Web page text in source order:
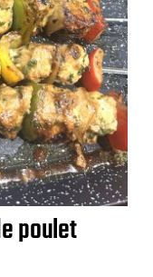
poulet